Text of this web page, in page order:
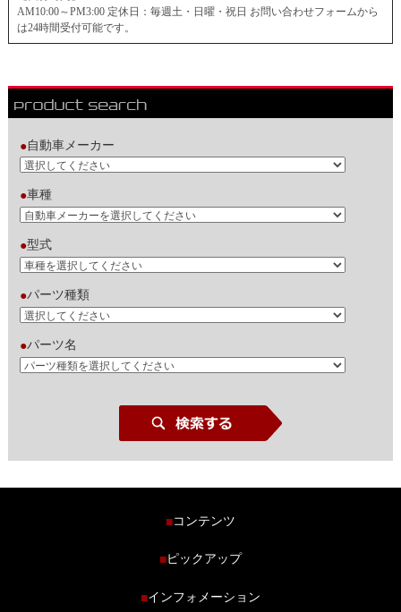
AM10:00～PM3:00 定休日：毎週土・日曜・祝日 お問い合わせフォームから
は24時間受付可能です。
●自動車メーカー
●車種
●型式
●パーツ種類
●パーツ名
■コンテンツ
商品ラインナップ
■ピックアップ
■インフォメーション